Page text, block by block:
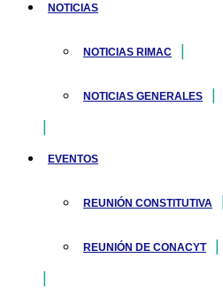
NOTICIAS
NOTICIAS RIMAC
NOTICIAS GENERALES
EVENTOS
REUNIÓN CONSTITUTIVA
REUNIÓN DE CONACYT